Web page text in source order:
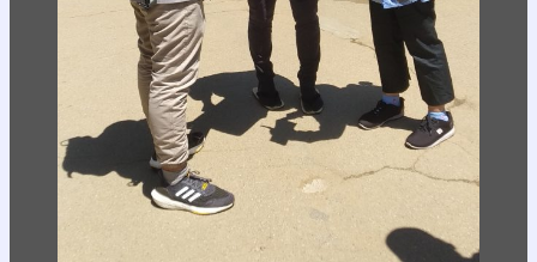
kreativitas mereka dalam berbagai bidang baik seni, budaya,
olahraga, maupun kemampuan akademik. Program ini tidak
hanya merayakan keunikan dan potensi luar biasa dari
setiap siswa, tetapi juga mendorong mereka untuk lebih
percaya diri, berani berekspresi, dan berkolaborasi dengan
teman-teman mereka.